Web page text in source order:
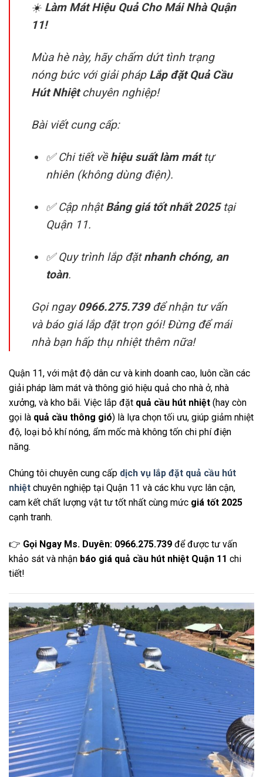
☀️ Làm Mát Hiệu Quả Cho Mái Nhà Quận
11!
Mùa hè này, hãy chấm dứt tình trạng
nóng bức với giải pháp Lắp đặt Quả Cầu
Hút Nhiệtchuyên nghiệp!
Bài viết cung cấp:
✅ Chi tiết vềhiệu suất làm máttự
nhiên (không dùng điện).
✅ Cập nhậtBảng giá tốt nhất 2025tại
Quận 11.
✅ Quy trình lắp đặtnhanh chóng, an
toàn.
Gọi ngay 0966.275.739để nhận tư vấn
và báo giá lắp đặt trọn gói! Đừng để mái
nhà bạn hấp thụ nhiệt thêm nữa!
Quận 11, với mật độ dân cư và kinh doanh cao, luôn cần các
giải pháp làm mát và thông gió hiệu quả cho nhà ở, nhà
xưởng, và kho bãi. Việc lắp đặt quả cầu hút nhiệt (hay còn
gọi là quả cầu thông gió) là lựa chọn tối ưu, giúp giảm nhiệt
độ, loại bỏ khí nóng, ẩm mốc mà không tốn chi phí điện
năng.
Chúng tôi chuyên cung cấp dịch vụ lắp đặt quả cầu hút
nhiệt chuyên nghiệp tại Quận 11 và các khu vực lân cận,
cam kết chất lượng vật tư tốt nhất cùng mức giá tốt 2025
cạnh tranh.
👉 Gọi Ngay Ms. Duyên: 0966.275.739 để được tư vấn
khảo sát và nhận báo giá quả cầu hút nhiệt Quận 11 chi
tiết!